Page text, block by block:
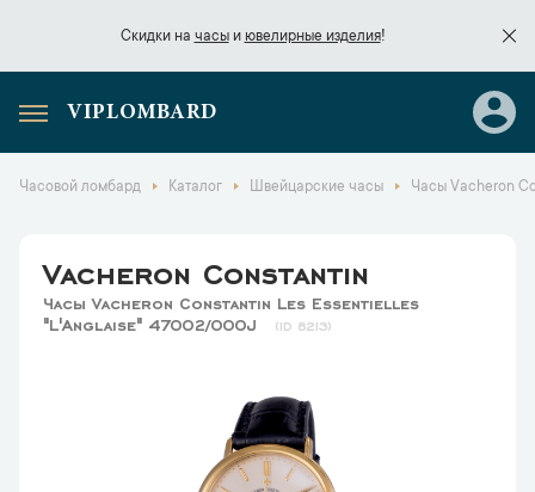
Скидки на часыи ювелирные изделия!
Скидки начасы
VIPLOMBARD
Часовой ломбард Каталог Швейцарские часы Часы Vacheron
Vacheron Constantin
Часы Vacheron Constantin Les Essentielles
"L'Anglaise" 47002/000J
8213